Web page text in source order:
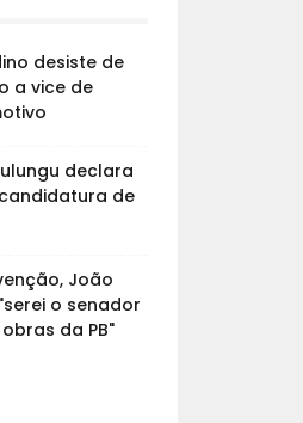
desiste de
a vice de
declara
de
João
o senador
da PB"